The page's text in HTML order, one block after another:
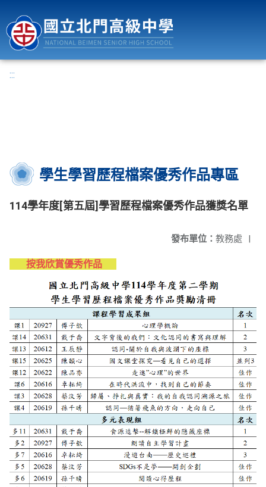
:::
學生學習歷程檔案優秀作品專區
114學年度[第五屆]學習歷程檔案優秀作品獲獎名單
發布單位： 教務處 |
按我欣賞優秀作品